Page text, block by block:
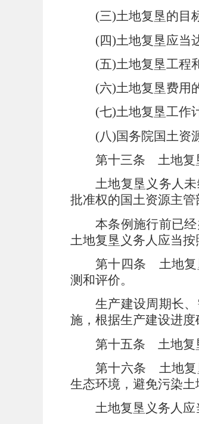
(三)土地复垦的目
(四)土地复垦应当
(五)土地复垦工程
(六)土地复垦费用
(七)土地复垦工作
(八)国务院国土资
第十三条 土地复
土地复垦义务人
批准权的国土资源主管
本条例施行前已
土地复垦义务人应当
第十四条 土地复
测和评价。
生产建设周期长
施，根据生产建设进
第十五条 土地复
第十六条 土地复
生态环境，避免污染土
土地复垦义务人应